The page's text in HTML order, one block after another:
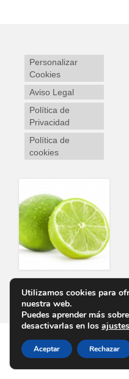
Personalizar
Cookies
Aviso Legal
Política de
Privacidad
Política de
cookies
Personalizar Cookies Aviso Legal
Utilizamos cookies para
nuestra web.
Puedes aprender más
desactivarlas en los ajustes
Aceptar Rechazar